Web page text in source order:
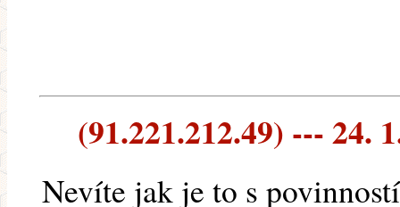
(91.221.212.49) --- 24.
Nevíte jak je to s